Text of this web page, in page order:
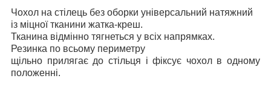
Чохол на стілець без оборки універсальний натяжний
із міцної тканини жатка-креш.
Тканина відмінно тягнеться у всіх напрямках.
Резинка по всьому периметру
щільно прилягає до стільця і фіксує чохол в одному
положенні.